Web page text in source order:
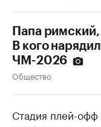
Папа
В кого
ЧМ-2026
Общество
Стадия плей-офф